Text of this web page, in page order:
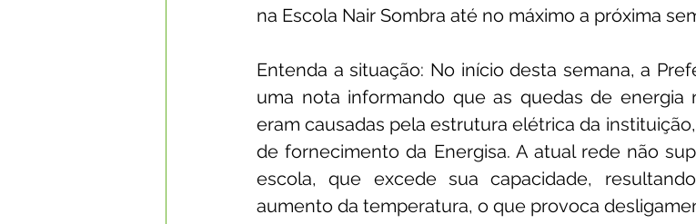
na Escola Nair Sombra até no máximo a próxima
Entenda a situação: No início desta semana, a
uma nota informando que as quedas de energia
eram causadas pela estrutura elétrica da
de fornecimento da Energisa. A atual rede não
escola, que excede sua capacidade,
aumento da temperatura, o que provoca